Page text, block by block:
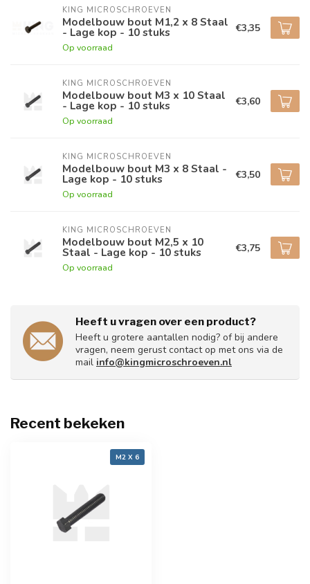
KING MICROSCHROEVEN
Modelbouw bout M1,2 x 8 Staal
- Lage kop - 10 stuks
Op voorraad
€3,35
KING MICROSCHROEVEN
Modelbouw bout M3 x 10 Staal
- Lage kop - 10 stuks
Op voorraad
€3,60
KING MICROSCHROEVEN
Modelbouw bout M3 x 8 Staal -
Lage kop - 10 stuks
Op voorraad
€3,50
KING MICROSCHROEVEN
Modelbouw bout M2,5 x 10
Staal - Lage kop - 10 stuks
Op voorraad
€3,75
Heeft u vragen over een product?
Heeft u grotere aantallen nodig? of bij andere
vragen, neem gerust contact op met ons via de
mail info@kingmicroschroeven.nl
Recent bekeken
M2 X 6